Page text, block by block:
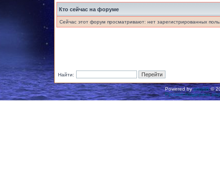
Кто сейчас на форуме
Сейчас этот форум просматривают: нет зарегистрированных
Найти:
Powered byphpBB©
Русская поддержка